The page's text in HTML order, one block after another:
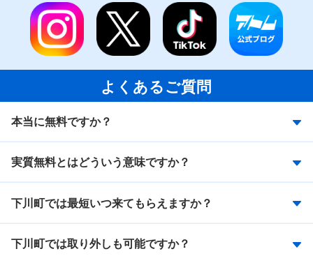
よくあるご質問
本当に無料ですか？
実質無料とはどういう意味ですか？
下川町では最短いつ来てもらえますか？
下川町では取り外しも可能ですか？